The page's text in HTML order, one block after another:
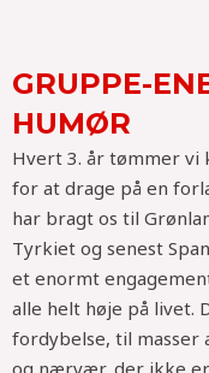
GRUPPE-
HUMØR
Hvert 3. år tømmer vi
for at drage på en
har bragt os til
Tyrkiet og senest
et enormt
alle helt høje på livet.
fordybelse, til masser